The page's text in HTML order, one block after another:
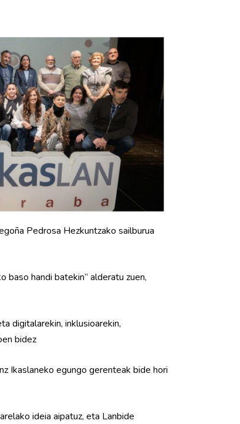
Pedrosa Hezkuntzako sailburua
baso handi batekin” alderatu zuen,
digitalarekin, inklusioarekin,
bidez
Ikaslaneko egungo gerenteak bide hori
ideia aipatuz, eta Lanbide